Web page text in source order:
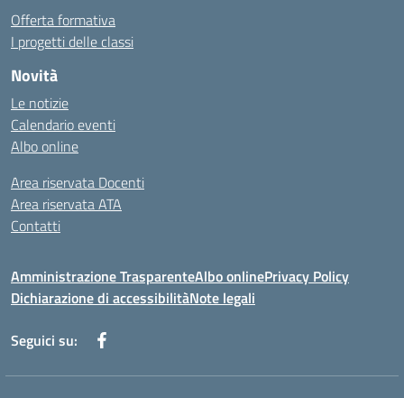
Offerta formativa
I progetti delle classi
Novità
Le notizie
Calendario eventi
Albo online
Area riservata Docenti
Area riservata ATA
Contatti
Amministrazione TrasparenteAlbo onlinePrivacy Policy
Dichiarazione di accessibilitàNote legali
Seguici su: